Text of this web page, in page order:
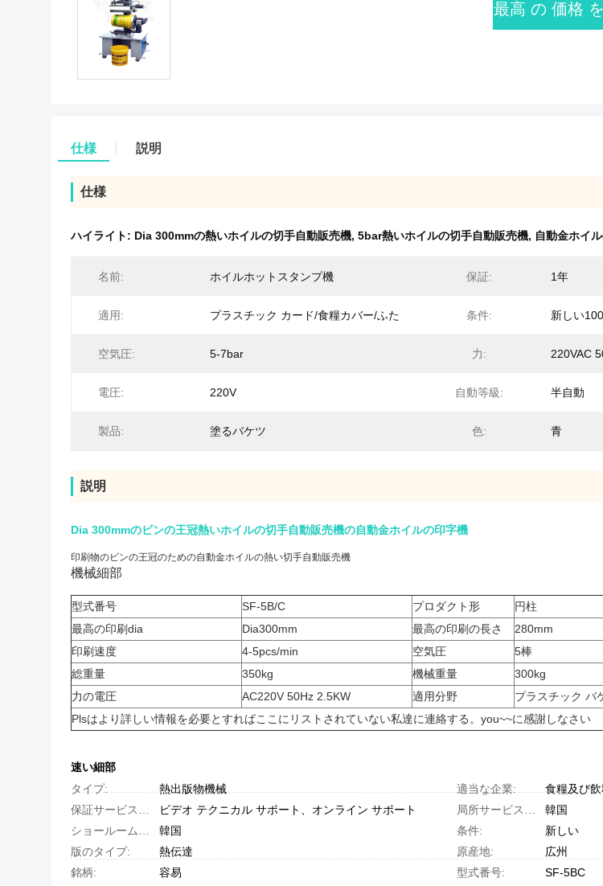
最高 の 価格
仕様 説明
仕様
ハイライト: Dia 300mmの熱いホイルの切手自動販売機, 5bar熱いホイルの切手自動販売機, 自動金ホイ
名前: ホイルホットスタンプ機 保証: 1年
適用: プラスチック カード/食糧カバー/ふた 条件: 新しい
空気圧: 5-7bar 力: 220VAC
電圧: 220V 自動等級: 半自動
製品: 塗るバケツ 色: 青
説明
Dia 300mmのビンの王冠熱いホイルの切手自動販売機の自動金ホイルの印字機
印刷物のビンの王冠のための自動金ホイルの熱い切手自動販売機
機械細部
型式番号 SF-5B/C プロダクト形
円柱
最高の印刷dia
Dia300mm 最高の印刷の長さ
280mm
印刷速度
4-5pcs/min 空気圧
5棒
総重量
350kg 機械重量
300kg
力の電圧
AC220V 50Hz 2.5KW 適用分野
プラスチック バ
Plsはより詳しい情報を必要とすればここにリストされていない私達に連絡する。you~~に感謝しなさい
速い細部
タイプ:
熱出版物機械 適当な企業:
ビデオ テクニカル サポート、オンライン サポート
韓国
韓国 条件:
新しい
版のタイプ:
熱伝達 原産地:
広州
銘柄:
容易 型式番号:
SF-5BC